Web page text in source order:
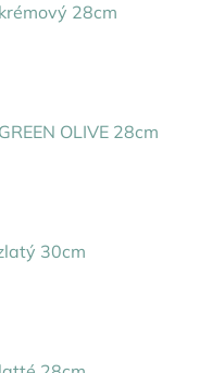
28cm
OLIVE 28cm
30cm